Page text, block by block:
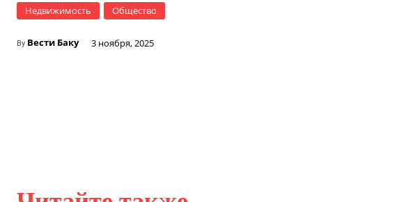
Недвижимость Общество
By Вести Баку 3 ноября, 2025